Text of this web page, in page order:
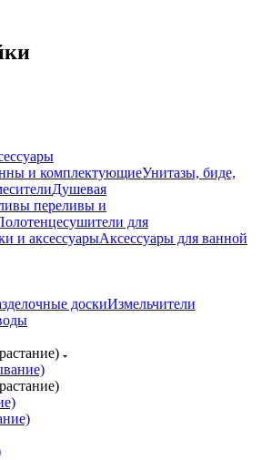
и комплектующиеУнитазы, биде,
Душевая
переливы и
для
и аксессуарыАксессуары для ванной
доскиИзмельчители